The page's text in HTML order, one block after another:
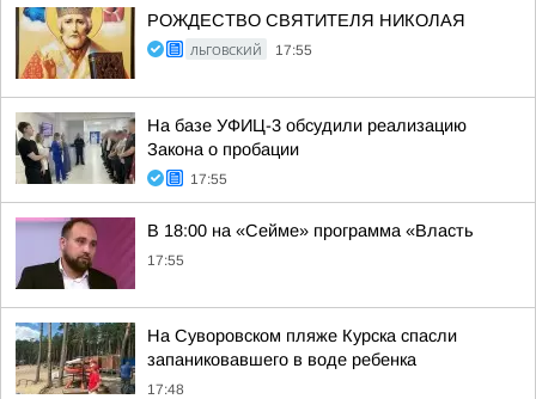
РОЖДЕСТВО СВЯТИТЕЛЯ НИКОЛАЯ
ЛЬГОВСКИЙ 17:55
На базе УФИЦ-3 обсудили реализацию
Закона о пробации
17:55
В 18:00 на «Сейме» программа «Власть
17:55
На Суворовском пляже Курска спасли
запаниковавшего в воде ребенка
17:48